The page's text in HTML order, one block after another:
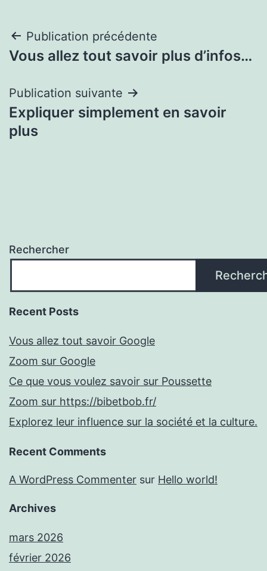
Navigation
de
l’article
Publication précédente
Vous allez tout savoir plus d’infos…
Publication suivante
Expliquer simplement en savoir
plus
Rechercher
Recent Posts
Vous allez tout savoir Google
Zoom sur Google
Ce que vous voulez savoir sur Poussette
Zoom sur https://bibetbob.fr/
Explorez leur influence sur la société et la culture.
Recent Comments
A WordPress Commenter sur Hello world!
Archives
mars 2026
février 2026